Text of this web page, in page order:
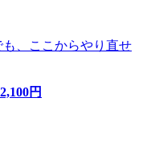
も、ここからやり直せ
円